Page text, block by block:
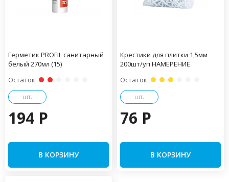
Герметик PROFIL санитарный
белый 270мл (15)
Остаток
шт.
194 P
В КОРЗИНУ
Крестики для плитки 1,5мм
200шт/уп НАМЕРЕНИЕ
Остаток
шт.
76 P
В КОРЗИНУ